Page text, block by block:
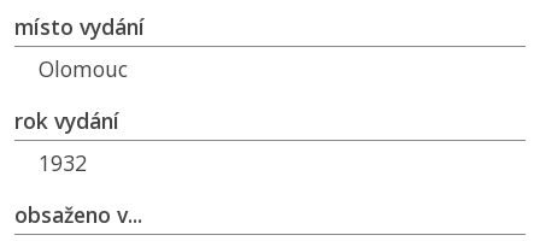
místo vydání
Olomouc
rok vydání
1932
obsaženo v...